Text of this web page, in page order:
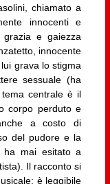
chiamato a
innocenti e
grazia e gaiezza
innocente
grava lo stigma
sessuale (ha
centrale è il
corpo perduto e
a costo di
del pudore e la
ha mai esitato a
Il racconto si
è leggibile